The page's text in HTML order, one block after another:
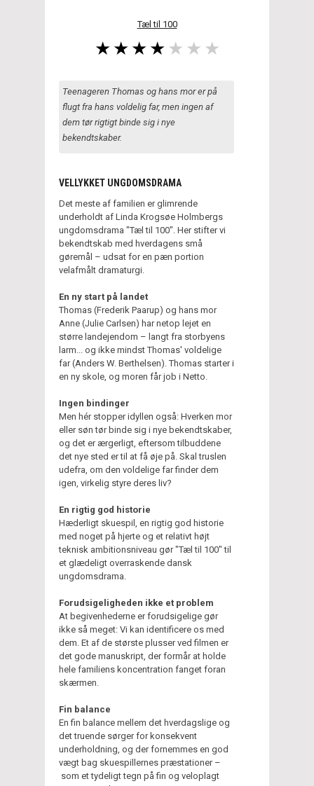
Tæl til 100
Teenageren Thomas og hans mor er på
flugt fra hans voldelig far, men ingen af
dem tør rigtigt binde sig i nye
bekendtskaber.
VELLYKKET UNGDOMSDRAMA
Det meste af familien er glimrende
underholdt af Linda Krogsøe Holmbergs
ungdomsdrama "Tæl til 100". Her stifter vi
bekendtskab med hverdagens små
gøremål – udsat for en pæn portion
velafmålt dramaturgi.
En ny start på landet
Thomas (Frederik Paarup) og hans mor
Anne (Julie Carlsen) har netop lejet en
større landejendom – langt fra storbyens
larm... og ikke mindst Thomas' voldelige
far (Anders W. Berthelsen). Thomas starter i
en ny skole, og moren får job i Netto.
Ingen bindinger
Men hér stopper idyllen også: Hverken mor
eller søn tør binde sig i nye bekendtskaber,
og det er ærgerligt, eftersom tilbuddene
det nye sted er til at få øje på. Skal truslen
udefra, om den voldelige far finder dem
igen, virkelig styre deres liv?
En rigtig god historie
Hæderligt skuespil, en rigtig god historie
med noget på hjerte og et relativt højt
teknisk ambitionsniveau gør "Tæl til 100" til
et glædeligt overraskende dansk
ungdomsdrama.
Forudsigeligheden ikke et problem
At begivenhederne er forudsigelige gør
ikke så meget: Vi kan identificere os med
dem. Et af de største plusser ved filmen er
det gode manuskript, der formår at holde
hele familiens koncentration fanget foran
skærmen.
Fin balance
En fin balance mellem det hverdagslige og
det truende sørger for konsekvent
underholdning, og der fornemmes en god
vægt bag skuespillernes præstationer –
som et tydeligt tegn på fin og veloplagt